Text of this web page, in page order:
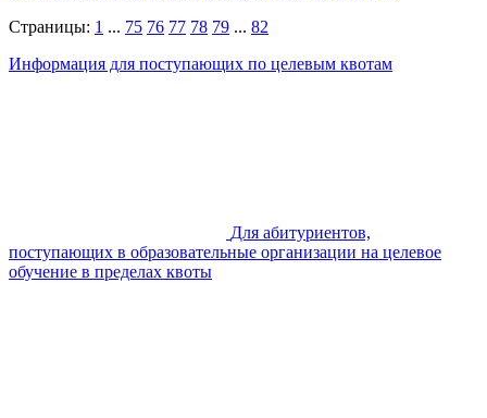
Страницы: 1 ... 75 76 77 78 79 ... 82
Информация для поступающих по целевым квотам
Для абитуриентов,
поступающих в образовательные организации на целевое
обучение в пределах квоты